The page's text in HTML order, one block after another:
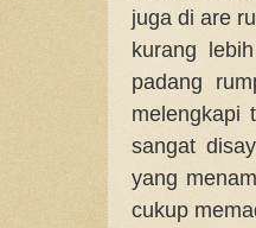
juga di are
kurang
padang
melengkapi
sangat
yang
cukup